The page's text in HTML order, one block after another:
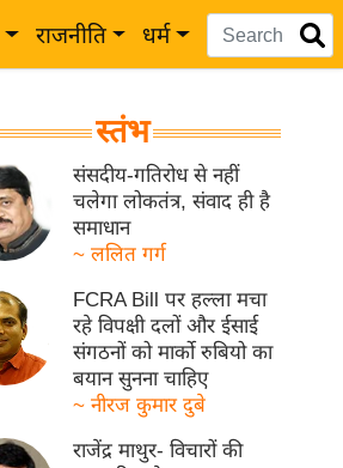
राजनीति धर्म
स्तंभ
संसदीय-गतिरोध से नहीं
चलेगा लोकतंत्र, संवाद ही है
समाधान
~ ललित गर्ग
FCRA Bill पर हल्ला मचा
रहे विपक्षी दलों और ईसाई
संगठनों को मार्को रुबियो का
बयान सुनना चाहिए
~ नीरज कुमार दुबे
राजेंद्र माथुर- विचारों की